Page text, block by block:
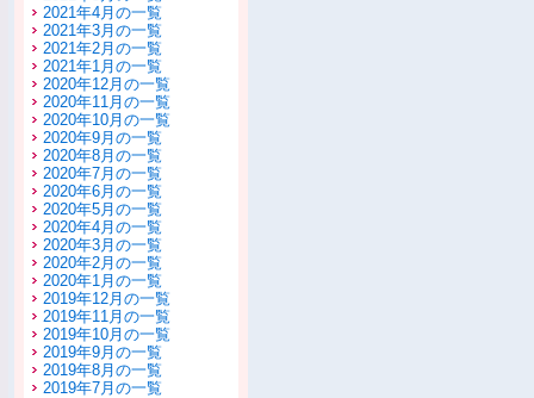
2021年4月の一覧
2021年3月の一覧
2021年2月の一覧
2021年1月の一覧
2020年12月の一覧
2020年11月の一覧
2020年10月の一覧
2020年9月の一覧
2020年8月の一覧
2020年7月の一覧
2020年6月の一覧
2020年5月の一覧
2020年4月の一覧
2020年3月の一覧
2020年2月の一覧
2020年1月の一覧
2019年12月の一覧
2019年11月の一覧
2019年10月の一覧
2019年9月の一覧
2019年8月の一覧
2019年7月の一覧